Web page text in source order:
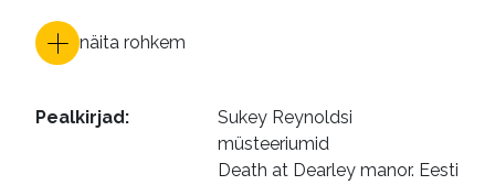
näita rohkem
Pealkirjad:
Sukey Reynoldsi
müsteeriumid
Death at Dearley manor. Eesti